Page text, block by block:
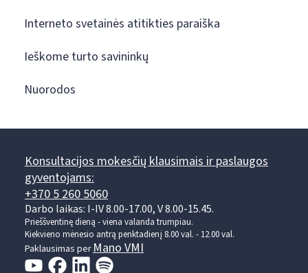
Interneto svetainės atitikties paraiška
Ieškome turto savininkų
Nuorodos
Konsultacijos mokesčių klausimais ir paslaugos
gyventojams:
+370 5 260 5060
Darbo laikas: I-IV 8.00-17.00, V 8.00-15.45.
Prieššventinę dieną - viena valanda trumpiau.
Kiekvieno mėnesio antrą penktadienį 8.00 val. - 12.00 val.
Paklausimas perMano VMI